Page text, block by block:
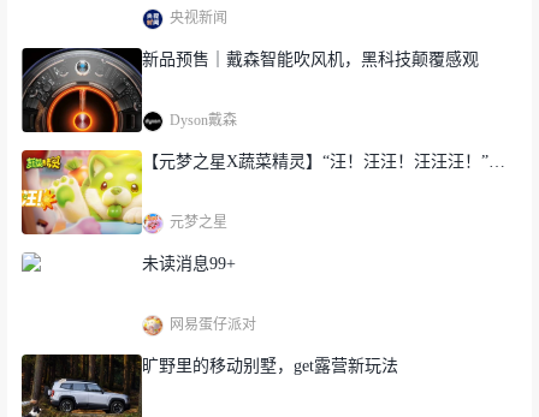
央视新闻
新品预售｜戴森智能吹风机，黑科技颠覆感观
Dyson戴森
【元梦之星X蔬菜精灵】“汪！汪汪！汪汪汪！”…
元梦之星
未读消息99+
网易蛋仔派对
旷野里的移动别墅，get露营新玩法